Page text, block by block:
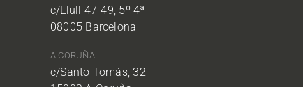
c/Llull 47-49, 5º 4ª
08005 Barcelona
A CORUÑA
c/Santo Tomás, 32